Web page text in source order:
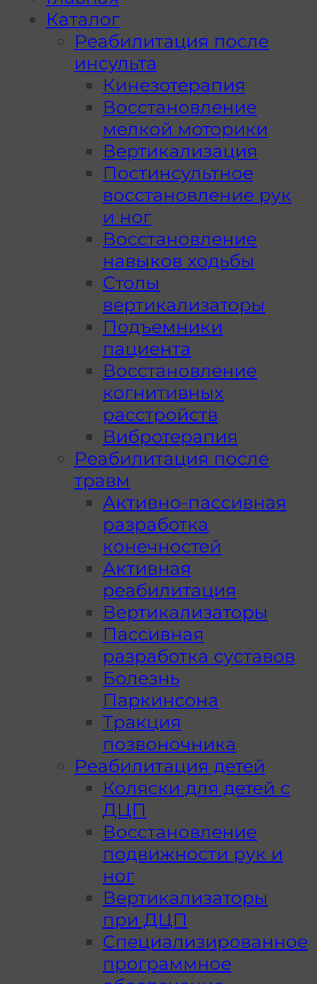
Каталог
Реабилитация после
инсульта
Кинезотерапия
Восстановление
мелкой моторики
Вертикализация
Постинсультное
восстановление рук
и ног
Восстановление
навыков ходьбы
Столы
вертикализаторы
Подъемники
пациента
Восстановление
когнитивных
расстройств
Вибротерапия
Реабилитация после
травм
Активно-пассивная
разработка
конечностей
Активная
реабилитация
Вертикализаторы
Пассивная
разработка суставов
Болезнь
Паркинсона
Тракция
позвоночника
Реабилитация детей
Коляски для детей с
ДЦП
Восстановление
подвижности рук и
ног
Вертикализаторы
при ДЦП
Специализированное
программное